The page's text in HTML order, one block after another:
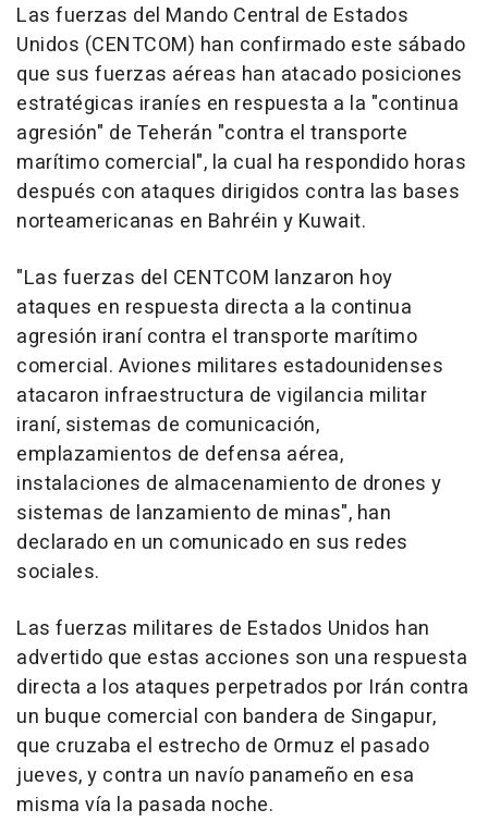
Las fuerzas del Mando Central de Estados
Unidos (CENTCOM) han confirmado este sábado
que sus fuerzas aéreas han atacado posiciones
estratégicas iraníes en respuesta a la "continua
agresión" de Teherán "contra el transporte
marítimo comercial", la cual ha respondido horas
después con ataques dirigidos contra las bases
norteamericanas en Bahréin y Kuwait.
"Las fuerzas del CENTCOM lanzaron hoy
ataques en respuesta directa a la continua
agresión iraní contra el transporte marítimo
comercial. Aviones militares estadounidenses
atacaron infraestructura de vigilancia militar
iraní, sistemas de comunicación,
emplazamientos de defensa aérea,
instalaciones de almacenamiento de drones y
sistemas de lanzamiento de minas", han
declarado en un comunicado en sus redes
sociales.
Las fuerzas militares de Estados Unidos han
advertido que estas acciones son una respuesta
directa a los ataques perpetrados por Irán contra
un buque comercial con bandera de Singapur,
que cruzaba el estrecho de Ormuz el pasado
jueves, y contra un navío panameño en esa
misma vía la pasada noche.